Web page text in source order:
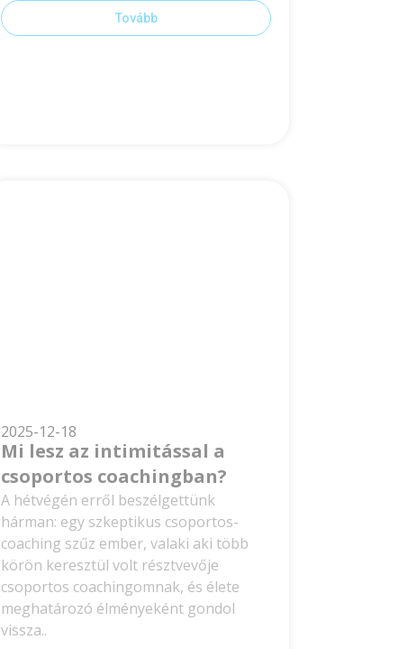
Tovább
2025-12-18
Mi lesz az intimitással a
csoportos coachingban?
A hétvégén erről beszélgettünk
hárman: egy szkeptikus csoportos-
coaching szűz ember, valaki aki több
körön keresztül volt résztvevője
csoportos coachingomnak, és élete
meghatározó élményeként gondol
vissza..